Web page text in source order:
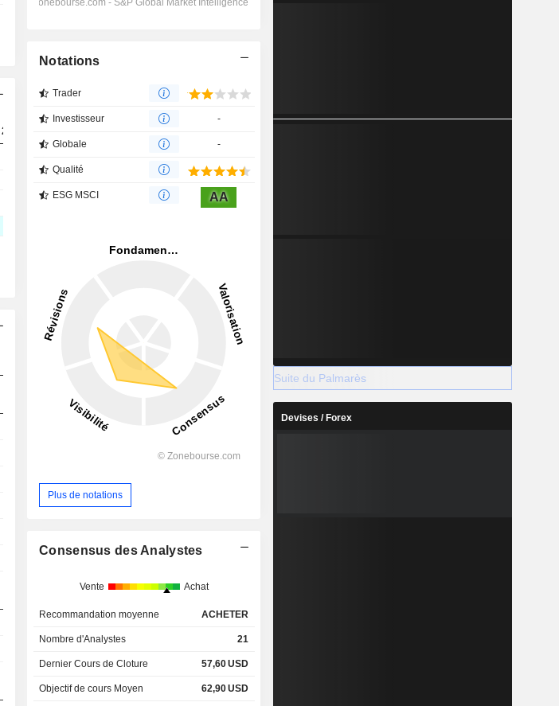
2024
-
24.02.26
2025
38,51%
25,34% 26,29%
- - -
Notations
Trader
Investisseur -
Globale -
Qualité
ESG MSCI AA
Plus de notations
Consensus des Analystes
Vente Achat
Recommandation moyenne ACHETER
Nombre d'Analystes 21
Dernier Cours de Cloture 57,60USD
Objectif de cours Moyen 62,90USD
Suite du Palmarès
Devises / Forex